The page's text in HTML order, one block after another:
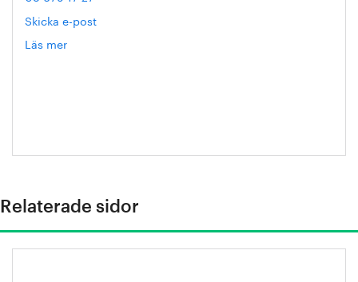
Skicka e-post
Läs mer
Relaterade sidor